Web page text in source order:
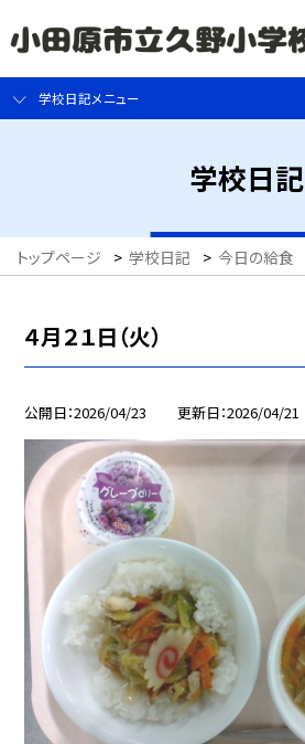
学校日記メニュー
学校日記
トップページ > 学校日記 > 今日の給食
４月２１日（火）
公開日 2026/04/23 更新日 2026/04/21